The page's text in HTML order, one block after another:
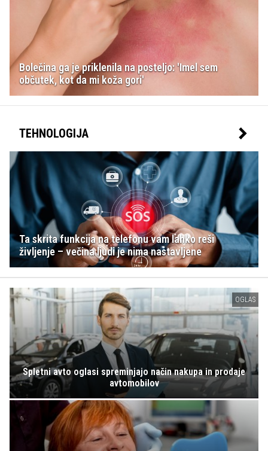
Bolečina ga je priklenila na posteljo: 'Imel sem
občutek, kot da mi koža gori'
TEHNOLOGIJA
Ta skrita funkcija na telefonu vam lahko reši
življenje – večina ljudi je nima nastavljene
OGLAS
Spletni avto oglasi spreminjajo način nakupa in prodaje
avtomobilov